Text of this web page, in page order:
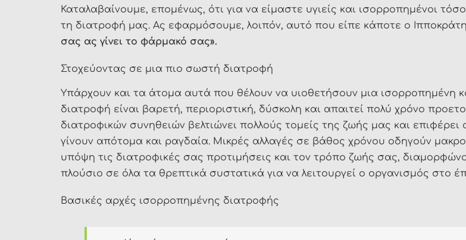
Καταλαβαίνουμε, επομένως, ότι για να είμαστε υγιείς και ισορροπημένοι
τη διατροφή μας. Ας εφαρμόσουμε, λοιπόν, αυτό που είπε κάποτε ο
σας ας γίνει το φάρμακό σας».
Στοχεύοντας σε μια πιο σωστή διατροφή
Υπάρχουν και τα άτομα αυτά που θέλουν να υιοθετήσουν μια ισορροπημένη
διατροφή είναι βαρετή, περιοριστική, δύσκολη και απαιτεί πολύ χρόνο
διατροφικών συνηθειών βελτιώνει πολλούς τομείς της ζωής μας και
γίνουν απότομα και ραγδαία. Μικρές αλλαγές σε βάθος χρόνου οδηγούν
υπόψη τις διατροφικές σας προτιμήσεις και τον τρόπο ζωής σας,
πλούσιο σε όλα τα θρεπτικά συστατικά για να λειτουργεί ο οργανισμός στο
Βασικές αρχές ισορροπημένης διατροφής